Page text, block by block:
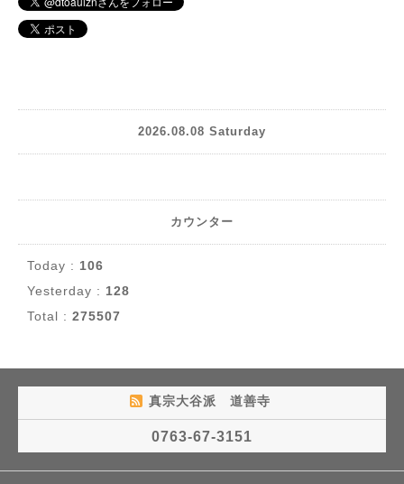
2026.08.08 Saturday
カウンター
Today : 106
Yesterday : 128
Total : 275507
真宗大谷派 道善寺
0763-67-3151